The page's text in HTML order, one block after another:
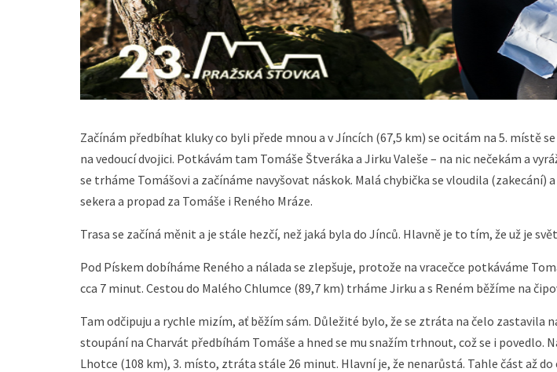
Začínám předbíhat kluky co byli přede mnou a v Jíncích (67,5 km) se ocitám na 5. místě
na vedoucí dvojici. Potkávám tam Tomáše Štveráka a Jirku Valeše – na nic nečekám a
se trháme Tomášovi a začínáme navyšovat náskok. Malá chybička se vloudila (zakecání)
sekera a propad za Tomáše i Reného Mráze.
Trasa se začíná měnit a je stále hezčí, než jaká byla do Jínců. Hlavně je to tím, že už je
Pod Pískem dobíháme Reného a nálada se zlepšuje, protože na vracečce potkáváme
cca 7 minut. Cestou do Malého Chlumce (89,7 km) trháme Jirku a s Reném běžíme na
Tam odčipuju a rychle mizím, ať běžím sám. Důležité bylo, že se ztráta na čelo zastavila
stoupání na Charvát předbíhám Tomáše a hned se mu snažím trhnout, což se i povedlo.
Lhotce (108 km), 3. místo, ztráta stále 26 minut. Hlavní je, že nenarůstá. Tahle část až do